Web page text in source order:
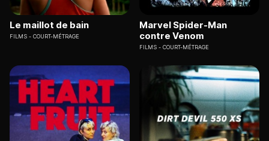
Le maillot de bain
FILMS COURT-MÉTRAGE
Marvel Spider-Man
contre Venom
FILMS COURT-MÉTRAGE